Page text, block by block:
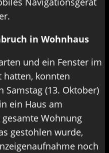
in Wohnhaus
und ein Fenster im
hatten, konnten
Samstag (13. Oktober)
ein Haus am
Wohnung
gestohlen wurde,
noch